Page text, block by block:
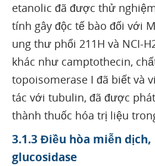
etanolic đã được thử
tính gây độc tế bào đối với
ung thư phổi 211H và NCI-
khác như camptothecin,
topoisomerase I đã biết và
tác với tubulin, đã được
thành thuốc hóa trị liệu
3.1.3 Điều hòa miễn
glucosidase